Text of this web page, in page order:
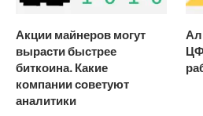
Акции майнеров могут
вырасти быстрее
биткоина. Какие
компании советуют
аналитики